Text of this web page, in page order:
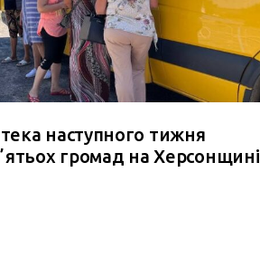
наступного тижня
громад на Херсонщині